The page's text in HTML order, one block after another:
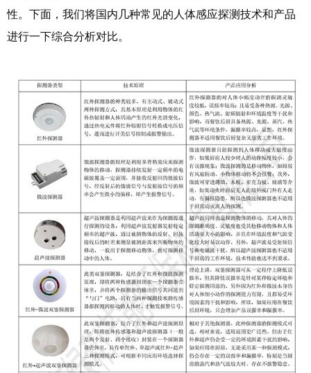
性。下面，我们将国内几种常见的人体感应探测技术和产品
进行一下综合分析对比。